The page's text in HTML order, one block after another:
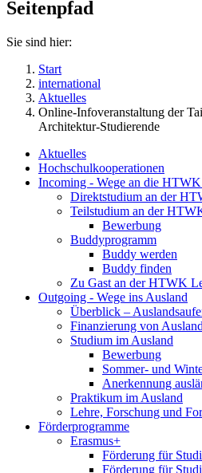
Seitenpfad
Sie sind hier:
Start
international
Aktuelles
Online-Infoveranstaltung der
Architektur-Studierende
Aktuelles
Hochschulkooperationen
Incoming - Wege an die
Direktstudium an der
Teilstudium an der
Bewerbung
Buddyprogramm
Buddy werden
Buddy finden
Zu Gast an der HTWK
Outgoing - Wege ins Ausland
Überblick –
Finanzierung von
Studium im Ausland
Bewerbung
Sommer- und
Anerkennung
Praktikum im Ausland
Lehre, Forschung und
Förderprogramme
Erasmus+
Förderung für
Förderung für